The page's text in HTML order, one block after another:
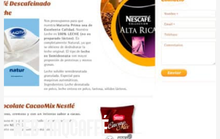
WEB MAQCAFFÉ